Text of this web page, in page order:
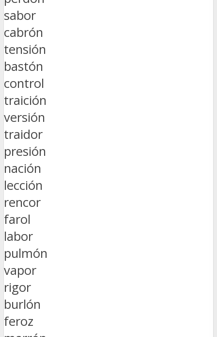
sabor
cabrón
tensión
bastón
control
traición
versión
traidor
presión
nación
lección
rencor
farol
labor
pulmón
vapor
rigor
burlón
feroz